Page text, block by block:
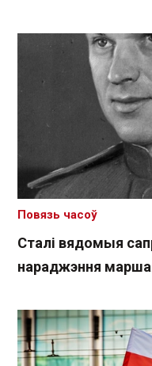
Сталі вядомыя
нараджэння
Повязь часоў